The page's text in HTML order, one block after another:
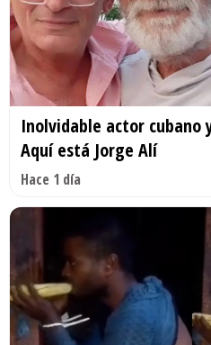
Inolvidable actor cubano
Aquí está Jorge Alí
Hace 1 día